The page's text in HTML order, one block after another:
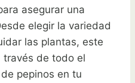
asegurar una
elegir la variedad
las plantas, este
través de todo el
pepinos en tu